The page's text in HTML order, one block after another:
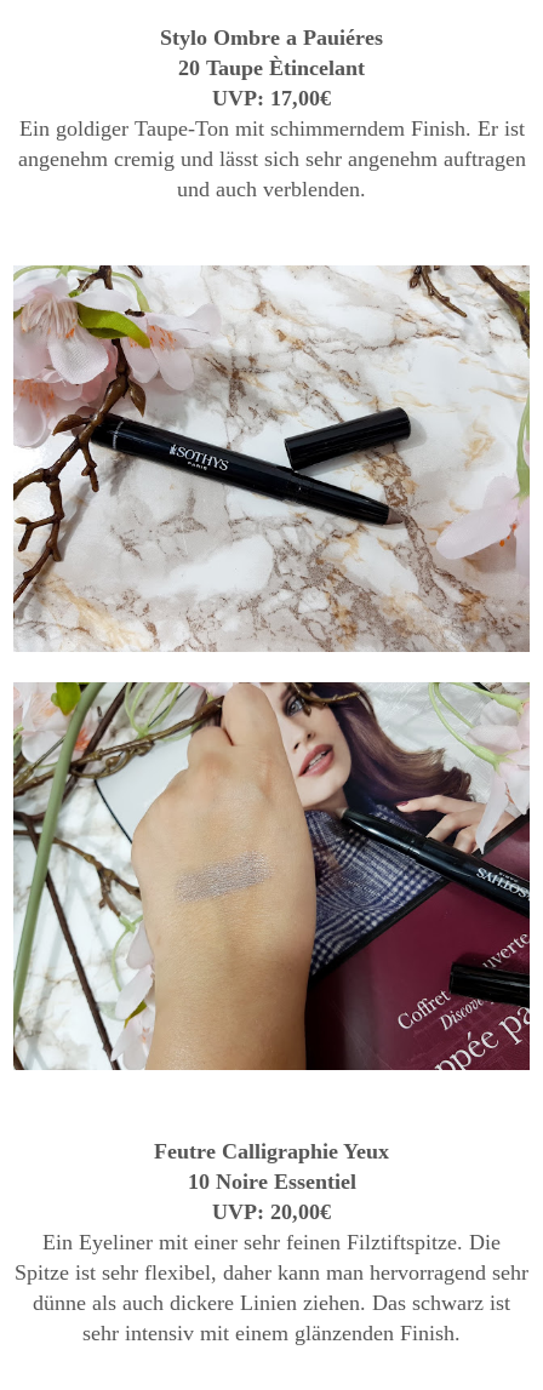
Stylo Ombre a Pauiéres
20 Taupe Ètincelant
UVP: 17,00€
Ein goldiger Taupe-Ton mit schimmerndem Finish. Er ist
angenehm cremig und lässt sich sehr angenehm auftragen
und auch verblenden.
Feutre Calligraphie Yeux
10 Noire Essentiel
UVP: 20,00€
Ein Eyeliner mit einer sehr feinen Filztiftspitze. Die
Spitze ist sehr flexibel, daher kann man hervorragend sehr
dünne als auch dickere Linien ziehen. Das schwarz ist
sehr intensiv mit einem glänzenden Finish.